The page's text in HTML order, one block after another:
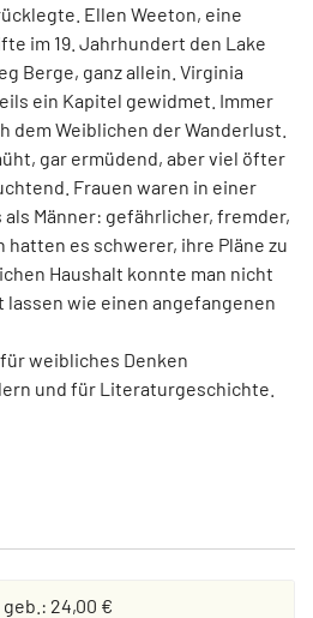
Ellen Weeton, eine
im 19. Jahrhundert den Lake
Berge, ganz allein. Virginia
ein Kapitel gewidmet. Immer
dem Weiblichen der Wanderlust.
gar ermüdend, aber viel öfter
Frauen waren in einer
Männer: gefährlicher, fremder,
hatten es schwerer, ihre Pläne zu
Haushalt konnte man nicht
wie einen angefangenen
weibliches Denken
und für Literaturgeschichte.
geb.: 24,00 €